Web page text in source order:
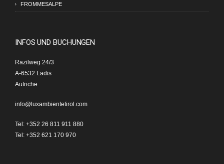
FROMMESALPE
INFOS UND BUCHUNGEN
Razilweg 24/3
A-6532 Ladis
Autriche
info@luxambientetirol.com
Tel: +352 26 811 911 880
Tel: +352 621 170 970